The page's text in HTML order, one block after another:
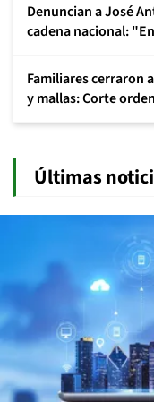
Denuncian a José
cadena nacional:
Familiares cerraron
y mallas: Corte
Últimas